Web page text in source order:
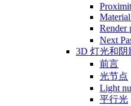
Next
3D 灯光和阴
前言
光节点
Light
平行光